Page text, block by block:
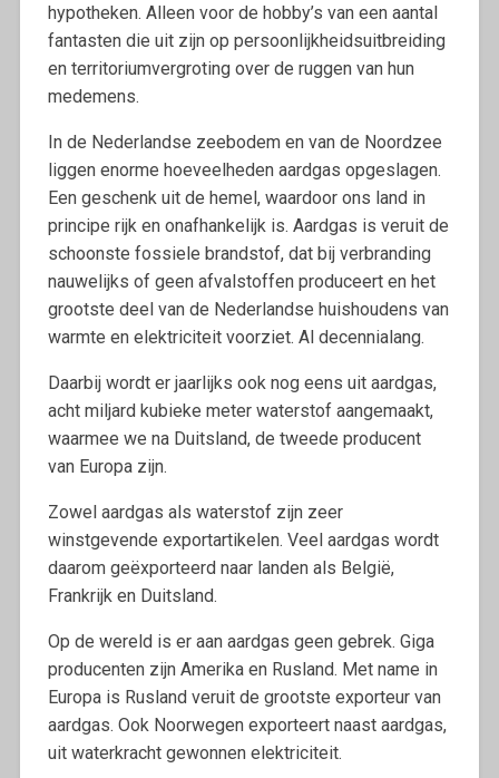
hypotheken. Alleen voor de hobby’s van een aantal
fantasten die uit zijn op persoonlijkheidsuitbreiding
en territoriumvergroting over de ruggen van hun
medemens.
In de Nederlandse zeebodem en van de Noordzee
liggen enorme hoeveelheden aardgas opgeslagen.
Een geschenk uit de hemel, waardoor ons land in
principe rijk en onafhankelijk is. Aardgas is veruit de
schoonste fossiele brandstof, dat bij verbranding
nauwelijks of geen afvalstoffen produceert en het
grootste deel van de Nederlandse huishoudens van
warmte en elektriciteit voorziet. Al decennialang.
Daarbij wordt er jaarlijks ook nog eens uit aardgas,
acht miljard kubieke meter waterstof aangemaakt,
waarmee we na Duitsland, de tweede producent
van Europa zijn.
Zowel aardgas als waterstof zijn zeer
winstgevende exportartikelen. Veel aardgas wordt
daarom geëxporteerd naar landen als België,
Frankrijk en Duitsland.
Op de wereld is er aan aardgas geen gebrek. Giga
producenten zijn Amerika en Rusland. Met name in
Europa is Rusland veruit de grootste exporteur van
aardgas. Ook Noorwegen exporteert naast aardgas,
uit waterkracht gewonnen elektriciteit.